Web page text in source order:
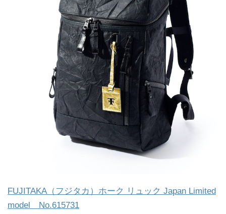
FUJITAKA（フジタカ）ホーク リュック Japan Limited
model No.615731